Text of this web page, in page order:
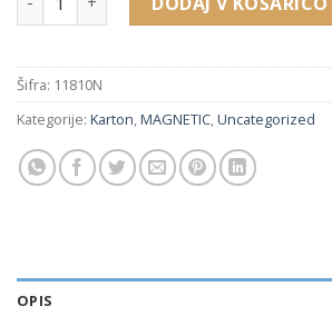
Šifra: 11810N
Kategorije: Karton MAGNETIC Uncategorized
OPIS